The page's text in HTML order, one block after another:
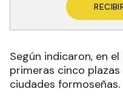
Según indicaron, en
primeras cinco
ciudades formoseñas.